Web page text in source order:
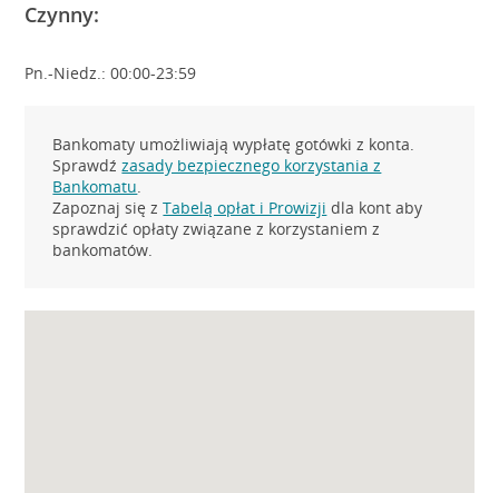
Czynny:
Pn.-Niedz.: 00:00-23:59
Bankomaty umożliwiają wypłatę gotówki z konta.
Sprawdźzasady bezpiecznego korzystania z
Bankomatu.
Zapoznaj się zTabelą opłat i Prowizji dla kont aby
sprawdzić opłaty związane z korzystaniem z
bankomatów.